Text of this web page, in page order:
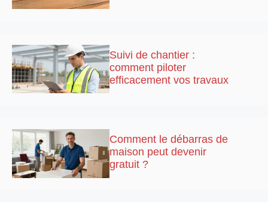
Suivi de chantier :
comment piloter
efficacement vos travaux
Comment le débarras de
maison peut devenir
gratuit ?